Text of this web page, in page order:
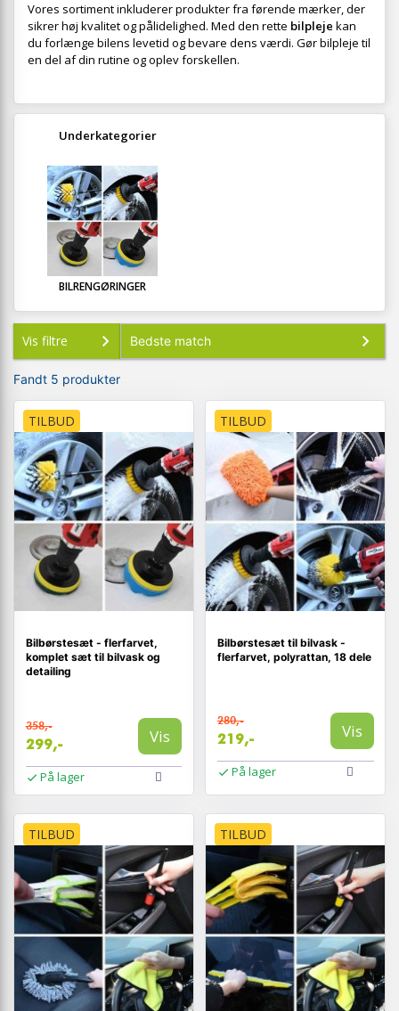
Vores sortiment inkluderer produkter fra førende mærker, der
sikrer høj kvalitet og pålidelighed. Med den rette bilpleje kan
du forlænge bilens levetid og bevare dens værdi. Gør bilpleje til
en del af din rutine og oplev forskellen.
Underkategorier
BILRENGØRINGER
Vis filtre
Fandt 5 produkter
TILBUD
Bilbørstesæt - flerfarvet,
komplet sæt til bilvask og
detailing
358,-
299,- Vis
På lager
TILBUD
Bilbørstesæt til bilvask -
flerfarvet, polyrattan, 18 dele
280,-
219,- Vis
På lager
TILBUD TILBUD